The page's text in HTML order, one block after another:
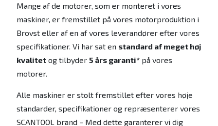
Mange af de motorer, som er monteret i vores
maskiner, er fremstillet på vores motorproduktion i
Brovst eller af en af vores leverandører efter vores
specifikationer. Vi har sat en standard af meget høj
kvalitetog tilbyder 5 års garanti*på vores
motorer.
Alle maskiner er stolt fremstillet efter vores høje
standarder, specifikationer og repræsenterer vores
SCANTOOL brand – Med dette garanterer vi dig